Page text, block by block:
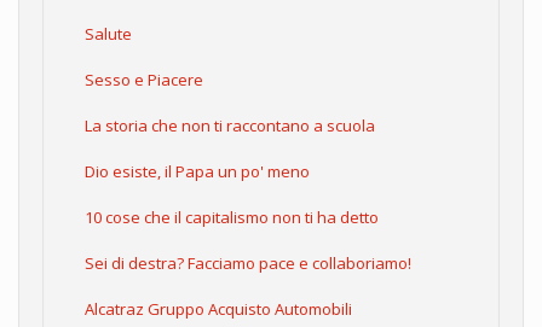
Salute
Sesso e Piacere
La storia che non ti raccontano a scuola
Dio esiste, il Papa un po' meno
10 cose che il capitalismo non ti ha detto
Sei di destra? Facciamo pace e collaboriamo!
Alcatraz Gruppo Acquisto Automobili